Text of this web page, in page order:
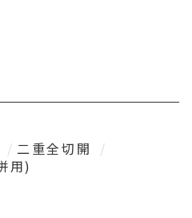
二重全切開
用)